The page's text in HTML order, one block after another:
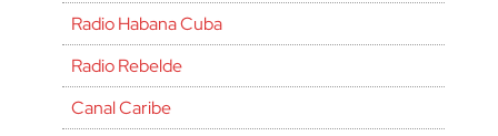
Radio Habana Cuba
Radio Rebelde
Canal Caribe